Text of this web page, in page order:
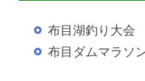
布目湖釣り大会
布目ダムマラソ